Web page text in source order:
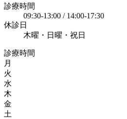
診療時間
09:30-13:00 / 14:00-17:30
休診日
木曜・日曜・祝日
診療時間
月
火
水
木
金
土